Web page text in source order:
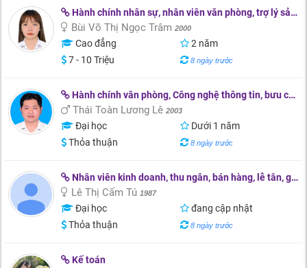
Hành chính nhân sự, nhân viên văn phòng, trợ lý sản xuất, QC
Bùi Võ Thị Ngọc Trâm 2000
Cao đẳng
2 năm
7 - 10 Triệu
8 ngày trước
Hành chính văn phòng, Công nghệ thông tin, bưu chính viễn thông
Thái Toàn Lương Lê 2003
Đại học
Dưới 1 năm
Thỏa thuận
8 ngày trước
Nhân viên kinh doanh, thu ngân, bán hàng, lễ tân, giáo viên
Lê Thị Cẩm Tú 1987
Đại học
đang cập nhật
Thỏa thuận
8 ngày trước
Kế toán